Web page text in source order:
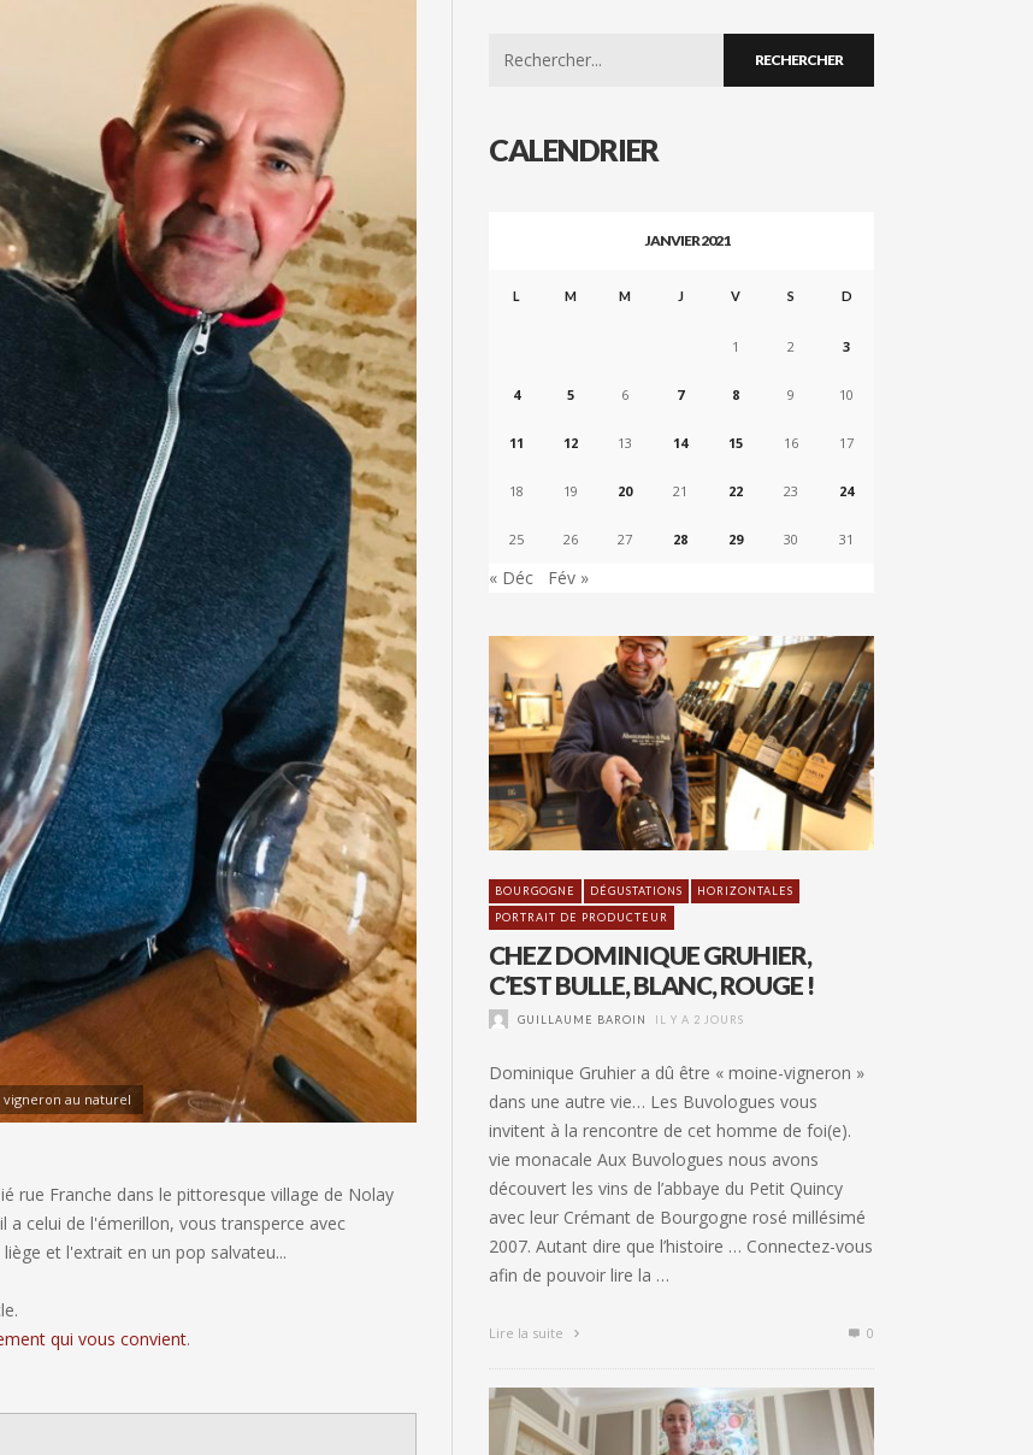
au naturel
rue Franche dans le pittoresque village de Nolay
a celui de l'émerillon, vous transperce avec
et l'extrait en un pop salvateu...
qui vous convient.
CALENDRIER
JANVIER 2021
L M M J V S D
1 2 3
4 5 6 7 8 9 10
11 12 13 14 15 16 17
18 19 20 21 22 23 24
25 26 27 28 29 30 31
« Déc Fév »
BOURGOGNE DÉGUSTATIONS
HORIZONTALES
PORTRAIT DE PRODUCTEUR
CHEZ DOMINIQUE GRUHIER,
C’EST BULLE, BLANC, ROUGE !
GUILLAUME BAROIN IL Y A 2 JOURS
Dominique Gruhier a dû être « moine-vigneron »
dans une autre vie… Les Buvologues vous
invitent à la rencontre de cet homme de foi(e).
vie monacale Aux Buvologues nous avons
découvert les vins de l’abbaye du Petit Quincy
avec leur Crémant de Bourgogne rosé millésimé
2007. Autant dire que l’histoire … Connectez-vous
afin de pouvoir lire la …
Lire la suite 0